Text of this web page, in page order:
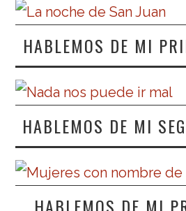
HABLEMOS DE MI
HABLEMOS DE MI
HABLEMOS DE MI